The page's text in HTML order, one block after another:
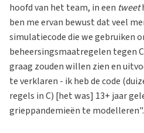
hoofd van het team, in een tweet
ben me ervan bewust dat veel
simulatiecode die we gebruiken
beheersingsmaatregelen tegen
graag zouden willen zien en
te verklaren - ik heb de code
regels in C) [het was] 13+ jaar
grieppandemieën te modelleren".